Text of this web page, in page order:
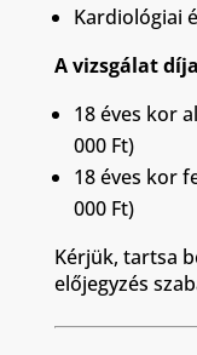
Kardiológiai
A vizsgálat
18 éves kor
000 Ft)
18 éves kor
000 Ft)
Kérjük, tartsa
előjegyzés